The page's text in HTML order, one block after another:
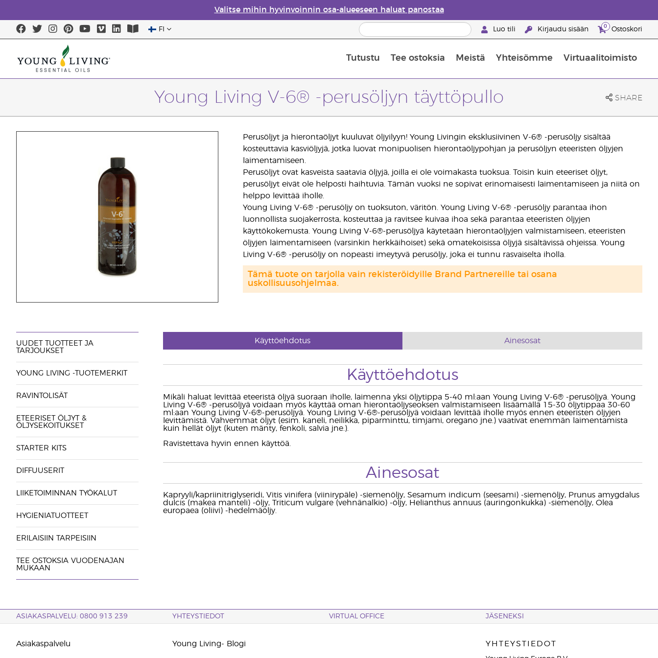
Valitse mihin hyvinvoinnin osa-alueeseen haluat panostaa
FI Luo tili Kirjaudu sisään 0 Ostoskori
Tutustu Tee ostoksia Meistä Yhteisömme Virtuaalitoimisto
Young Living V-6® -perusöljyn täyttöpullo SHARE
Perusöljyt ja hierontaöljyt kuuluvat öljyilyyn! Young Livingin eksklusiivinen V-6® -perusöljy sisältää
kosteuttavia kasviöljyjä, jotka luovat monipuolisen hierontaöljypohjan ja perusöljyn eteeristen öljyjen
laimentamiseen.
Perusöljyt ovat kasveista saatavia öljyjä, joilla ei ole voimakasta tuoksua. Toisin kuin eteeriset öljyt,
perusöljyt eivät ole helposti haihtuvia. Tämän vuoksi ne sopivat erinomaisesti laimentamiseen ja niitä on
helppo levittää iholle.
Young Living V-6® -perusöljy on tuoksuton, väritön. Young Living V-6® -perusöljy parantaa ihon
luonnollista suojakerrosta, kosteuttaa ja ravitsee kuivaa ihoa sekä parantaa eteeristen öljyjen
käyttökokemusta. Young Living V-6®-perusöljyä käytetään hierontaöljyjen valmistamiseen, eteeristen
öljyjen laimentamiseen (varsinkin herkkäihoiset) sekä omatekoisissa öljyjä sisältävissä ohjeissa. Young
Living V-6® -perusöljy on nopeasti imeytyvä perusöljy, joka ei tunnu rasvaiselta iholla.
Tämä tuote on tarjolla vain rekisteröidyille Brand Partnereille tai osana
uskollisuusohjelmaa.
UUDET TUOTTEET JA
TARJOUKSET
YOUNG LIVING -TUOTEMERKIT
RAVINTOLISÄT
ETEERISET ÖLJYT &
ÖLJYSEKOITUKSET
STARTER KITS
DIFFUUSERIT
LIIKETOIMINNAN TYÖKALUT
HYGIENIATUOTTEET
ERILAISIIN TARPEISIIN
TEE OSTOKSIA VUODENAJAN
MUKAAN
Käyttöehdotus Ainesosat
Käyttöehdotus
Mikäli haluat levittää eteeristä öljyä suoraan iholle, laimenna yksi öljytippa 5-40 ml:aan Young Living V-6® -perusöljyä. Young
Living V-6® -perusöljyä voidaan myös käyttää oman hierontaöljyseoksen valmistamiseen lisäämällä 15-30 öljytippaa 30-60
ml:aan Young Living V-6®-perusöljyä. Young Living V-6®-perusöljyä voidaan levittää iholle myös ennen eteeristen öljyjen
levittämistä. Vahvemmat öljyt (esim. kaneli, neilikka, piparminttu, timjami, oregano jne.) vaativat enemmän laimentamista
kuin hellät öljyt (kuten mänty, fenkoli, salvia jne.).
Ravistettava hyvin ennen käyttöä.
Ainesosat
Kapryyli/kapriinitriglyseridi, Vitis vinifera (viinirypäle) -siemenöljy, Sesamum indicum (seesami) -siemenöljy, Prunus amygdalus
dulcis (makea manteli) -öljy, Triticum vulgare (vehnänalkio) -öljy, Helianthus annuus (auringonkukka) -siemenöljy, Olea
europaea (oliivi) -hedelmäöljy.
ASIAKASPALVELU: 0800 913 239 YHTEYSTIEDOT VIRTUAL OFFICE JÄSENEKSI
Asiakaspalvelu Young Living- Blogi YHTEYSTIEDOT